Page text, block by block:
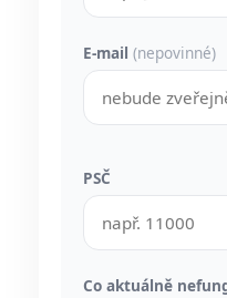
E-mail (nepovinné)
PSČ
Co aktuálně